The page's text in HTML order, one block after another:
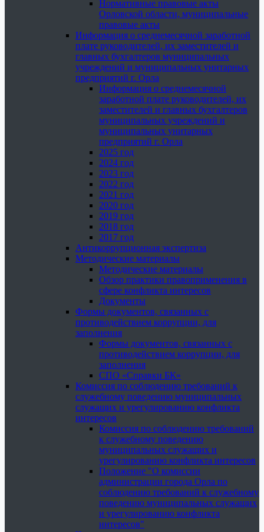
Нормативные правовые акты
Орловской области, муниципальные
правовые акты
Информация о среднемесячной заработной
плате руководителей, их заместителей и
главных бухгалтеров муниципальных
учреждений и муниципальных унитарных
предприятий г. Орла
Информация о среднемесячной
заработной плате руководителей, их
заместителей и главных бухгалтеров
муниципальных учреждений и
муниципальных унитарных
предприятий г. Орла
2025 год
2024 год
2023 год
2022 год
2021 год
2020 год
2019 год
2018 год
2017 год
Антикоррупционная экспертиза
Методические материалы
Методические материалы
Обзор практики правоприменения в
сфере конфликта интересов
Документы
Формы документов, связанных с
противодействием коррупции, для
заполнения
Формы документов, связанных с
противодействием коррупции, для
заполнения
СПО «Справки БК»
Комиссия по соблюдению требований к
служебному поведению муниципальных
служащих и урегулированию конфликта
интересов
Комиссия по соблюдению требований
к служебному поведению
муниципальных служащих и
урегулированию конфликта интересов
Положение "О комиссии
администрации города Орла по
соблюдению требований к служебному
поведению муниципальных служащих
и урегулированию конфликта
интересов"